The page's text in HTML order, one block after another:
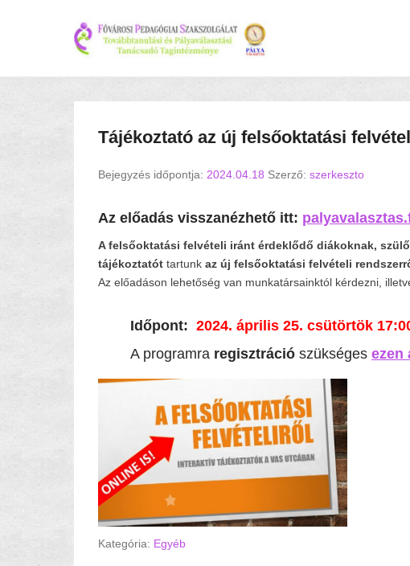
Tájékoztató az új felsőoktatási
Bejegyzés időpontja: 2024.04.18 Szerző: szerkeszto
Az előadás visszanézhető itt:
A felsőoktatási felvételi iránt érdeklődő diákoknak,
tájékoztatót tartunk az új felsőoktatási felvételi
Az előadáson lehetőség van munkatársainktól kérdezni,
Időpont: 2024. április 25. csütörtök
A programra regisztráció szükséges ezen
Kategória: Egyéb